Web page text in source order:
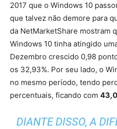
2017 que o Windows 10
que talvez não demore para
da NetMarketShare mostram
Windows 10 tinha atingido
Dezembro crescido 0,98
os 32,93%. Por seu lado, o
no mesmo período, tendo
percentuais, ficando com
DIANTE DISSO, A